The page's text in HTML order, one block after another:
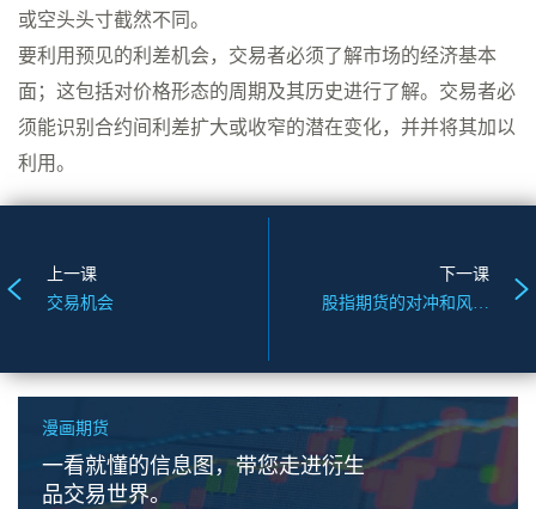
或空头头寸截然不同。
要利用预见的利差机会，交易者必须了解市场的经济基本
面；这包括对价格形态的周期及其历史进行了解。交易者必
须能识别合约间利差扩大或收窄的潜在变化，并并将其加以
利用。
上一课
交易机会
下一课
股指期货的对冲和风险管理
漫画期货
一看就懂的信息图，带您走进衍生
品交易世界。